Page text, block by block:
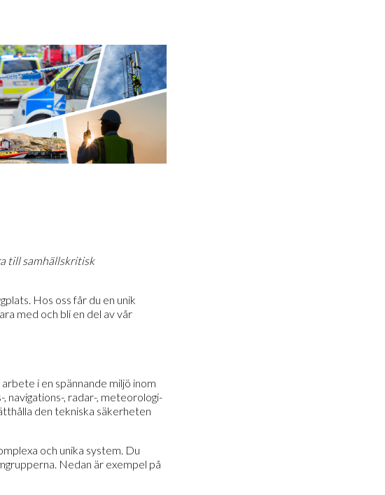
till samhällskritisk
Hos oss får du en unik
med och bli en del av vår
i en spännande miljö inom
navigations-, radar-, meteorologi-
den tekniska säkerheten
och unika system. Du
Nedan är exempel på